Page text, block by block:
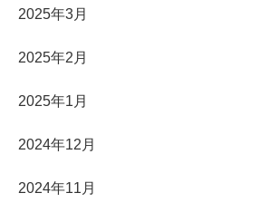
2025年3月
2025年2月
2025年1月
2024年12月
2024年11月